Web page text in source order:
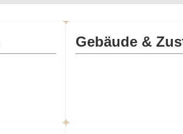
Gebäude &